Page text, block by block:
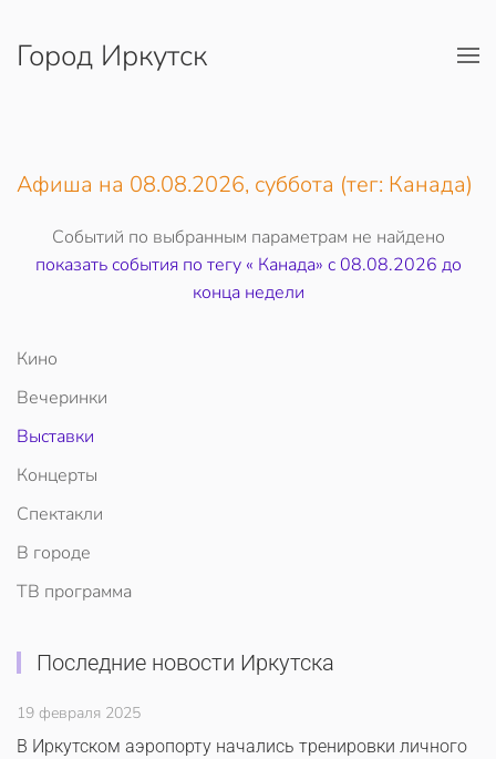
Перейти к содержимому
Город Иркутск
Афиша на 08.08.2026, суббота (тег: Канада)
Событий по выбранным параметрам не найдено
показать события по тегу « Канада» c 08.08.2026 до
конца недели
Кино
Вечеринки
Выставки
Концерты
Спектакли
В городе
ТВ программа
Последние новости Иркутска
19 февраля 2025
В Иркутском аэропорту начались тренировки личного